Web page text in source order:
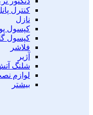
کنترل
نازل
کپسول
کپسول
فلاشر
آژیر
شلنگ
لوازم
بیشتر